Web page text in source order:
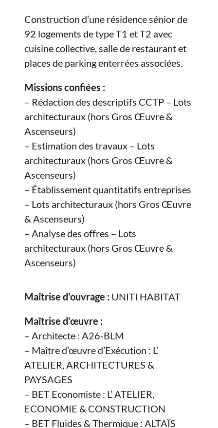
Construction d’une résidence sénior de
92 logements de type T1 et T2 avec
cuisine collective, salle de restaurant et
places de parking enterrées associées.
Missions confiées :
– Rédaction des descriptifs CCTP – Lots
architecturaux (hors Gros Œuvre &
Ascenseurs)
– Estimation des travaux – Lots
architecturaux (hors Gros Œuvre &
Ascenseurs)
– Établissement quantitatifs entreprises
– Lots architecturaux (hors Gros Œuvre
& Ascenseurs)
– Analyse des offres – Lots
architecturaux (hors Gros Œuvre &
Ascenseurs)
Maîtrise d’ouvrage :UNITI HABITAT
Maîtrise d’œuvre :
– Architecte : A26-BLM
– Maître d’œuvre d’Exécution : L’
ATELIER, ARCHITECTURES &
PAYSAGES
– BET Economiste : L’ ATELIER,
ECONOMIE & CONSTRUCTION
– BET Fluides & Thermique : ALTAÏS